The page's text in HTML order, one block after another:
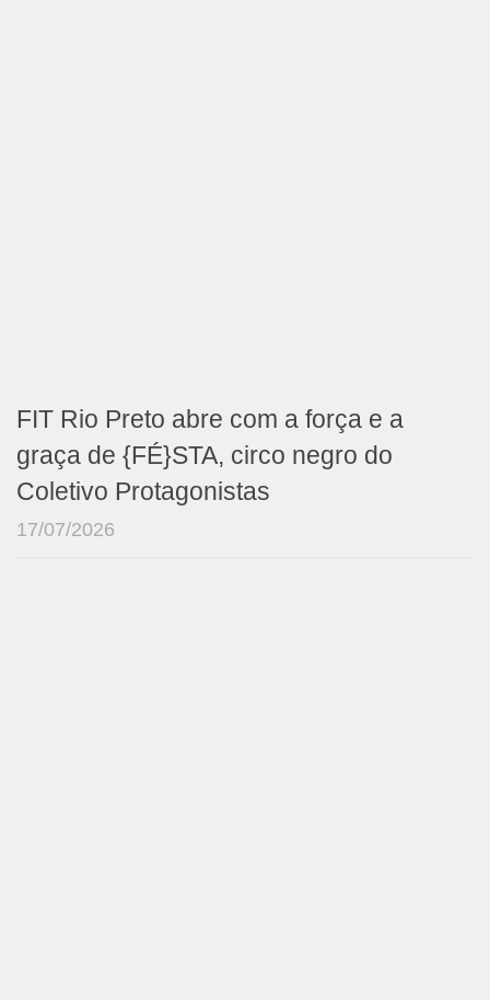
FIT Rio Preto abre com a força e a
graça de {FÉ}STA, circo negro do
Coletivo Protagonistas
17/07/2026